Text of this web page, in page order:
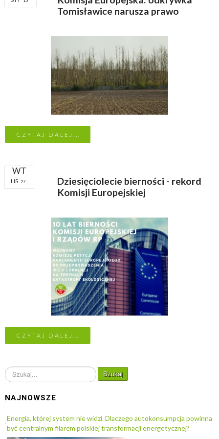
Tomisławice narusza prawo
CZYTAJ DALEJ...
WT
LIS 27
Dziesięciolecie bierności - rekord
Komisji Europejskiej
CZYTAJ DALEJ...
S
z
u
k
j
.
Szukaj
NAJNOWSZE
Energia, której system nie widzi. Dlaczego autokonsumpcja powinna
być centralnym filarem polskiej transformacji energetycznej?